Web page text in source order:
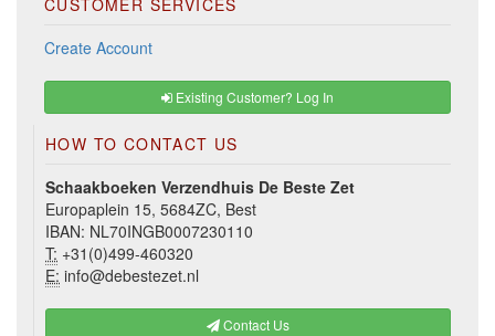
CUSTOMER SERVICES
Create Account
Existing Customer? Log In
HOW TO CONTACT US
Schaakboeken Verzendhuis De Beste Zet
Europaplein 15, 5684ZC, Best
IBAN: NL70INGB0007230110
T: +31(0)499-460320
E: info@debestezet.nl
Contact Us